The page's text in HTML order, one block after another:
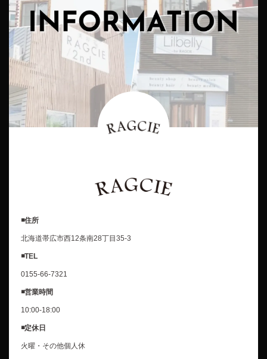
◾️住所
北海道帯広市西12条南28丁目35-3
◾️TEL
0155-66-7321
◾️営業時間
10:00-18:00
◾️定休日
火曜・その他個人休